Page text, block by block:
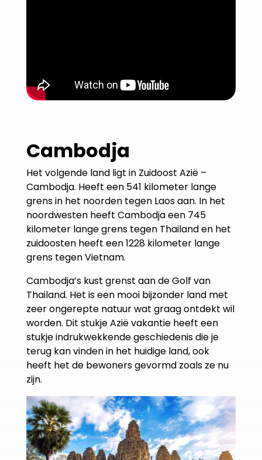
Cambodja
Het volgende land ligt in Zuidoost Azië –
Cambodja. Heeft een 541 kilometer lange
grens in het noorden tegen Laos aan. In het
noordwesten heeft Cambodja een 745
kilometer lange grens tegen Thailand en het
zuidoosten heeft een 1228 kilometer lange
grens tegen Vietnam.
Cambodja’s kust grenst aan de Golf van
Thailand. Het is een mooi bijzonder land met
zeer ongerepte natuur wat graag ontdekt wil
worden. Dit stukje Azië vakantie heeft een
stukje indrukwekkende geschiedenis die je
terug kan vinden in het huidige land, ook
heeft het de bewoners gevormd zoals ze nu
zijn.